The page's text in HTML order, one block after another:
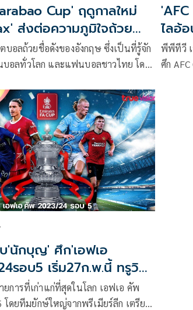
Cup' ฤดูกาลใหม่
ส่งต่อความภูมิใจถ้วย
บอลถ้วยชื่อดังของอังกฤษ ซึ่งเป็นที่รู้จัก
อลทั่วโลก และแฟนบอลชาวไทย โดย
(EFL) เป็นผู้สนับสนุน Carabao Cup
เป็นฤดูกาลที่ 8 นับตั้งแต่ปี 2017 จนถึง
ารต่อสัญญาเป็นผู้สนับสนุนหลักไป
2027 รวมทั้งสิ้น 10 ฤดูกาล ความน่า
วเป็นแบรนด์ไทยเพียงรายเดียว ที่ได้ชื่อ
ลีกฟุตบอลระดับโลก” ทั้งยังเป็นแบรนด์
กับ English Football League (EFL)
ระวัติศาสตร์ ซึ่งถือเป็นความภาคภูมิใจ
สามารถยืนหยัดบนเวทีระดับโลกได้
าวนานสะท้อนความมุ่งมั่นของคาราบาว
บโลก สร้างการรับรู้และยกระดับแบรนด์
ปทั่วโลก ภายใต้วิสัยทัศน์ “สินค้าระดับ
ลก” (World Class Product, World
ไลอ้
พีพีทีวี เ
ศึก
'นักบุญ' ศึก'เอฟเอ
รอบ5 เริ่ม27ก.พ.นี้ ทรูวิชั่น
ด
การที่เก่าแก่ที่สุดในโลก เอฟเอ คัพ
โดยทีมยักษ์ใหญ่จากพรีเมียร์ลีก เตรียม